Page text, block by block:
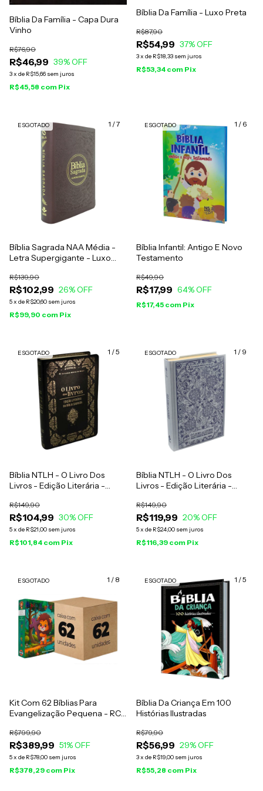
Bíblia Da Família - Capa Dura
Vinho
R$46,99
R$76,90
39% OFF
3x de R$15,66 sem juros
R$45,58 com Pix
Bíblia Da Família - Luxo Preta
R$54,99
R$87,90
37% OFF
3x de R$18,33 sem juros
R$53,34 com Pix
1 /7
ESGOTADO
Bíblia Sagrada NAA Média -
Letra Supergigante - Luxo
R$102,99
R$139,90
26% OFF
5x de R$20,60 sem juros
R$99,90 com Pix
1 / 6
ESGOTADO
Bíblia Infantil: Antigo E Novo
Testamento
R$17,99
R$49,90
64% OFF
R$17,45 com Pix
1 /5
ESGOTADO
Bíblia NTLH - O Livro Dos
Livros - Edição Literária -
R$104,99
R$149,90
30% OFF
5x de R$21,00 sem juros
R$101,84 com Pix
1 / 9
ESGOTADO
Bíblia NTLH - O Livro Dos
Livros - Edição Literária -
R$119,99
R$149,90
20% OFF
5x de R$24,00 sem juros
R$116,39 com Pix
1 / 8
ESGOTADO
Kit Com 62 Bíblias Para
Evangelização Pequena - RC
R$389,99
R$799,90
51% OFF
5x de R$78,00 sem juros
R$378,29 com Pix
1 /5
ESGOTADO
Bíblia Da Criança Em 100
Histórias Ilustradas
R$56,99
R$79,90
29% OFF
3x de R$19,00 sem juros
R$55,28 com Pix